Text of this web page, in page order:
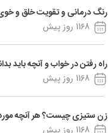
رنگ درمانی و تقویت خلق و
1168 روز پیش
راه رفتن در خواب و آنچه باید
1168 روز پیش
زن ستیزی چیست؟ هر آنچه مورد
1168 روز پیش